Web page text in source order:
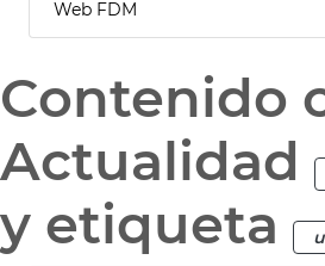
Web FDM
Contenido
Actualidad
y etiqueta